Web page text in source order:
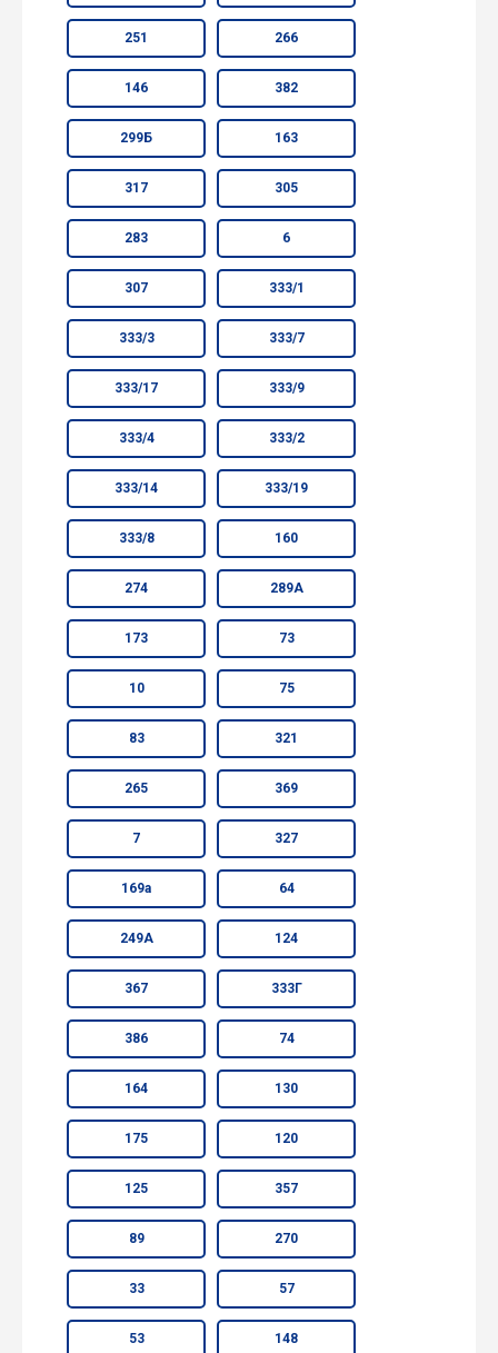
251 266
146 382
299Б 163
317 305
283 6
307 333/1
333/3 333/7
333/17 333/9
333/4 333/2
333/14 333/19
333/8 160
274 289А
173 73
10 75
83 321
265 369
7 327
169а 64
249А 124
367 333Г
386 74
164 130
175 120
125 357
89 270
33 57
53 148